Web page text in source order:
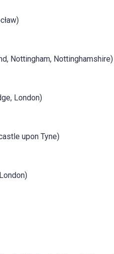
Nottingham, Nottinghamshire)
London)
upon Tyne)